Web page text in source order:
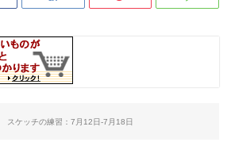
スケッチの練習：7月12日-7月18日